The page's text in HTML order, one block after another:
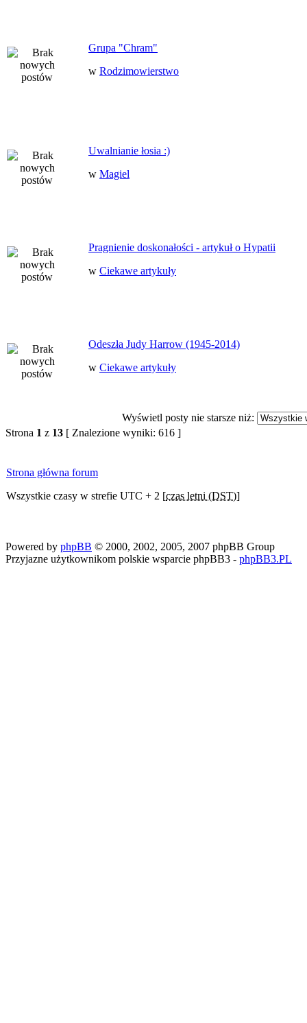
Grupa "Chram"
w Rodzimowierstwo
Uwalnianie łosia :)
w Magiel
Pragnienie doskonałości - artykuł o Hypatii
w Ciekawe artykuły
Odeszła Judy Harrow (1945-2014)
w Ciekawe artykuły
Wyświetl posty nie starsze niż:
Strona 1 z 13 [ Znalezione wyniki: 616 ]
Strona główna forum
Wszystkie czasy w strefie UTC + 2 [czas letni (DST)]
Powered by phpBB © 2000, 2002, 2005, 2007 phpBB Group
Przyjazne użytkownikom polskie wsparcie phpBB3 - phpBB3.PL